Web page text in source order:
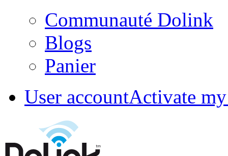
Communauté Dolink
Blogs
Panier
User accountActivate